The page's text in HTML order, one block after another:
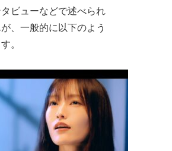
ビューなどで述べられ
、一般的に以下のよう
。